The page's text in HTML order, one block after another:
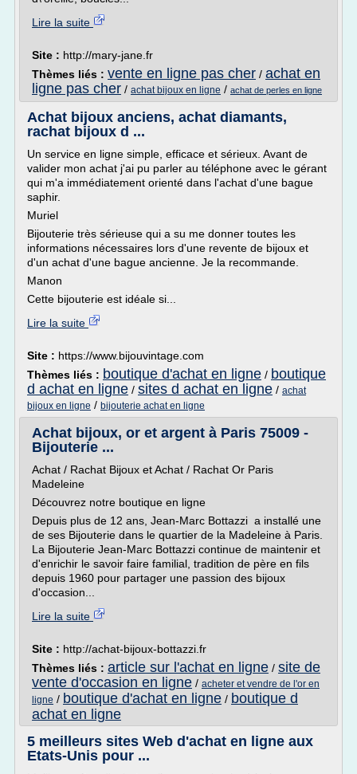
Lire la suite
Site : http://mary-jane.fr
Thèmes liés : vente en ligne pas cher / achat en
ligne pas cher / achat bijoux en ligne / achat de perles en ligne
Achat bijoux anciens, achat diamants,
rachat bijoux d ...
Un service en ligne simple, efficace et sérieux. Avant de
valider mon achat j'ai pu parler au téléphone avec le gérant
qui m'a immédiatement orienté dans l'achat d'une bague
saphir.
Muriel
Bijouterie très sérieuse qui a su me donner toutes les
informations nécessaires lors d'une revente de bijoux et
d'un achat d'une bague ancienne. Je la recommande.
Manon
Cette bijouterie est idéale si...
Lire la suite
Site : https://www.bijouvintage.com
Thèmes liés : boutique d'achat en ligne / boutique
d achat en ligne / sites d achat en ligne / achat
bijoux en ligne / bijouterie achat en ligne
Achat bijoux, or et argent à Paris 75009 -
Bijouterie ...
Achat / Rachat Bijoux et Achat / Rachat Or Paris
Madeleine
Découvrez notre boutique en ligne
Depuis plus de 12 ans, Jean-Marc Bottazzi a installé une
de ses Bijouterie dans le quartier de la Madeleine à Paris.
La Bijouterie Jean-Marc Bottazzi continue de maintenir et
d'enrichir le savoir faire familial, tradition de père en fils
depuis 1960 pour partager une passion des bijoux
d'occasion...
Lire la suite
Site : http://achat-bijoux-bottazzi.fr
Thèmes liés : article sur l'achat en ligne / site de
vente d'occasion en ligne / acheter et vendre de l'or en
ligne / boutique d'achat en ligne / boutique d
achat en ligne
5 meilleurs sites Web d'achat en ligne aux
Etats-Unis pour ...